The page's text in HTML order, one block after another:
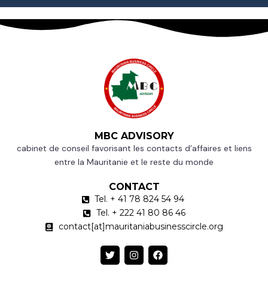
MBC ADVISORY
cabinet de conseil favorisant les contacts d’affaires et liens
entre la Mauritanie et le reste du monde
CONTACT
Tel. + 41 78 824 54 94
Tel. + 222 41 80 86 46
contact[at]mauritaniabusinesscircle.org